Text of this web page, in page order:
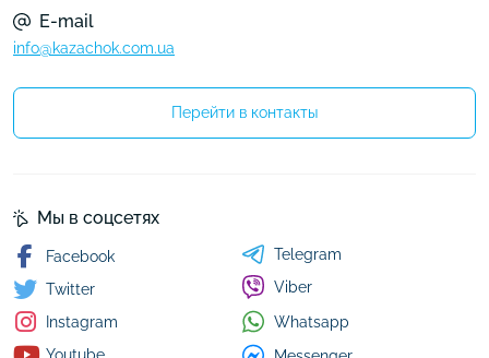
E-mail
info@kazachok.com.ua
Перейти в контакты
Мы в соцсетях
Facebook
Twitter
Instagram
Telegram
Viber
Whatsapp